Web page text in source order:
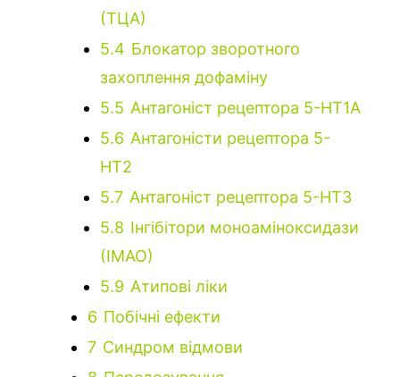
(ТЦА)
5.4 Блокатор зворотного
захоплення дофаміну
5.5 Антагоніст рецептора 5-HT1A
5.6 Антагоністи рецептора 5-
HT2
5.7 Антагоніст рецептора 5-HT3
5.8 Інгібітори моноаміноксидази
(ІМАО)
5.9 Атипові ліки
6 Побічні ефекти
7 Синдром відмови